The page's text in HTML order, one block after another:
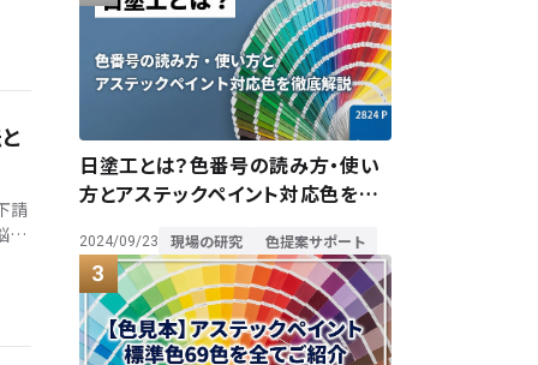
請
み
日塗工とは？色番号の読み方・使い
方とアステックペイント対応色を徹
2024/09/23 現場の研究 色提案サポート